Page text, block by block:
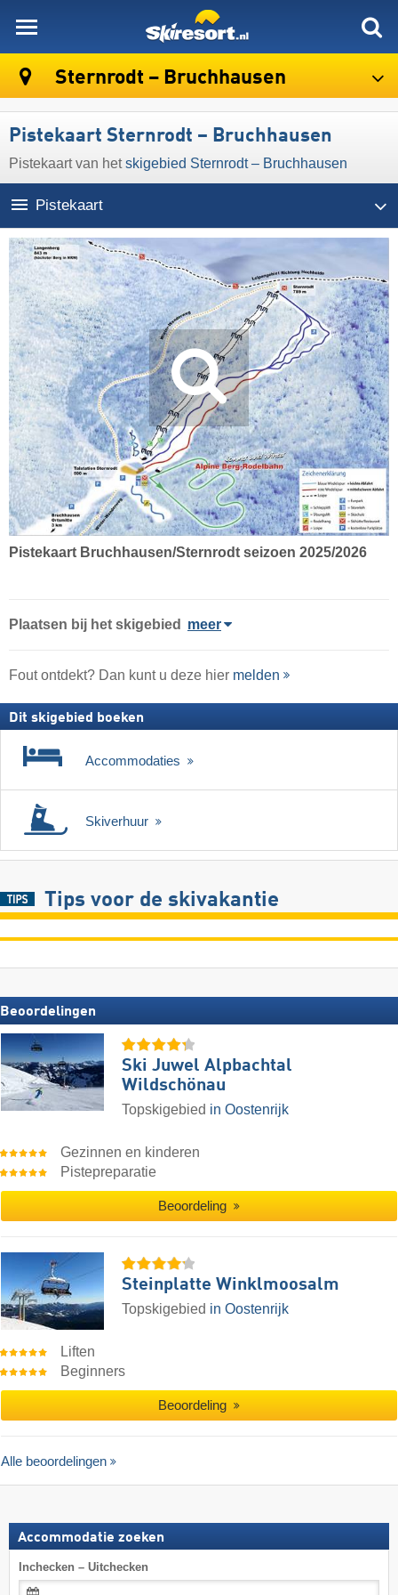
Sternrodt – Bruchhausen
Pistekaart Sternrodt – Bruchhausen
Pistekaart van hetskigebied Sternrodt – Bruchhausen
Pistekaart
Pistekaart Bruchhausen/Sternrodt seizoen 2025/2026
Plaatsen bij het skigebied meer
Fout ontdekt? Dan kunt u deze hier melden
Dit skigebied boeken
Accommodaties
Skiverhuur
Tips voor de skivakantie
Beoordelingen
Ski Juwel Alpbachtal
Wildschönau
Topskigebied in Oostenrijk
Gezinnen en kinderen
Pistepreparatie
Beoordeling
Steinplatte Winklmoosalm
Topskigebied in Oostenrijk
Liften
Beginners
Beoordeling
Alle beoordelingen
Accommodatie zoeken
Inchecken – Uitchecken